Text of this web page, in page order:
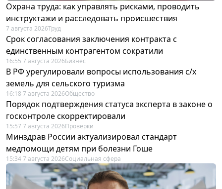
Охрана труда: как управлять рисками, проводить
инструктажи и расследовать происшествия
7 августа 2026Труд
Срок согласования заключения контракта с
единственным контрагентом сократили
16:55 7 августа 2026Бизнес
В РФ урегулировали вопросы использования с/х
земель для сельского туризма
16:18 7 августа 2026Общество
Порядок подтверждения статуса эксперта в законе о
госконтроле скорректировали
15:57 7 августа 2026Проверки
Минздрав России актуализировал стандарт
медпомощи детям при болезни Гоше
15:34 7 августа 2026Социальная сфера